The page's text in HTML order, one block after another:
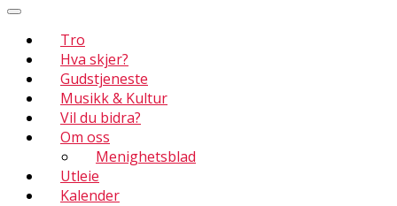
Tro
Hva skjer?
Gudstjeneste
Musikk & Kultur
Vil du bidra?
Om oss
Menighetsblad
Utleie
Kalender